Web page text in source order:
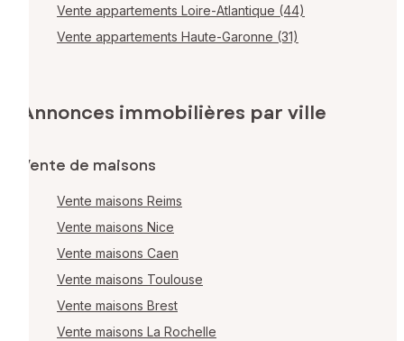
Vente appartements Loire-Atlantique (44)
Vente appartements Haute-Garonne (31)
Annonces immobilières par ville
Vente de maisons
Vente maisons Reims
Vente maisons Nice
Vente maisons Caen
Vente maisons Toulouse
Vente maisons Brest
Vente maisons La Rochelle